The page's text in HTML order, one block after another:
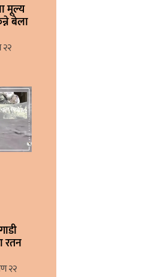
मूल्य
बेला
२२
रतन
२२